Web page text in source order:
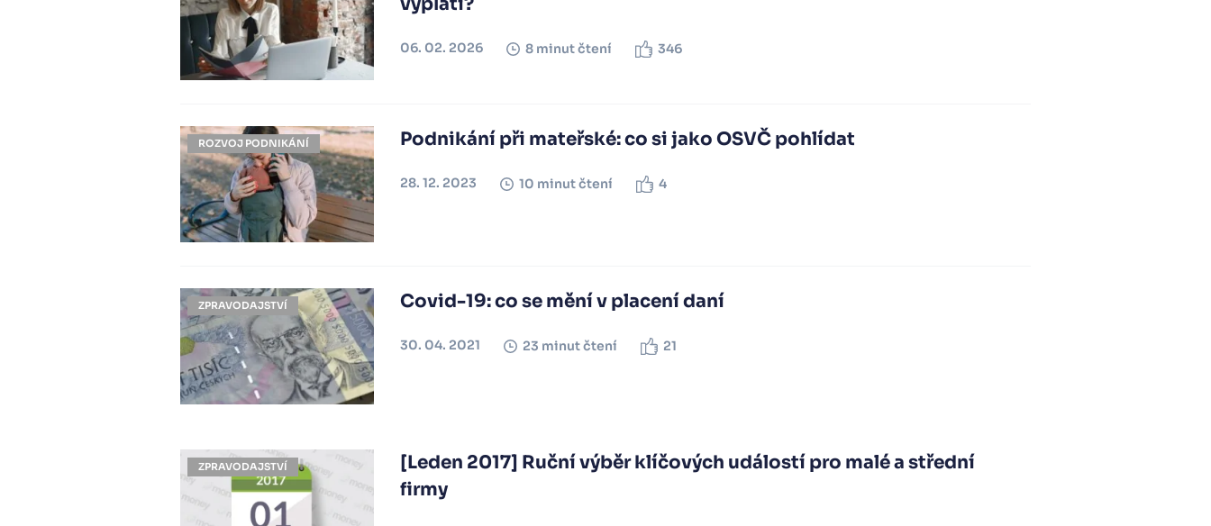
06. 02. 2026 8 minut čtení 346
ROZVOJ PODNIKÁNÍ Podnikání při mateřské: co si jako OSVČ pohlídat
28. 12. 2023 10 minut čtení 4
ZPRAVODAJSTVÍ Covid-19: co se mění v placení daní
30. 04. 2021 23 minut čtení 21
ZPRAVODAJSTVÍ
[Leden 2017] Ruční výběr klíčových událostí pro malé a střední
firmy